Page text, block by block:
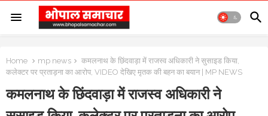
Home mp news
कमलनाथ के छिंदवाड़ा में राजस्व अधिकारी ने सुसाइड किया,
कलेक्टर पर प्रताड़ना का आरोप, VIDEO देखिए मृतक की बहन का बयान | MP NEWS
कमलनाथ के छिंदवाड़ा में राजस्व अधिकारी ने